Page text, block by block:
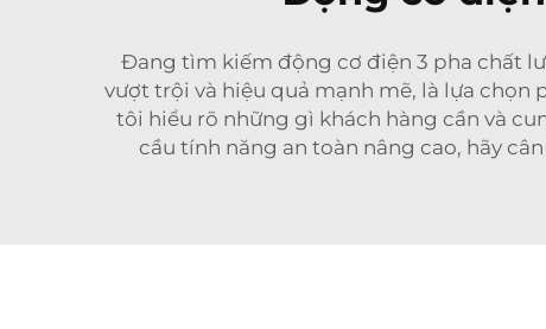
Đang tìm kiếm động cơ điện 3 pha chất
vượt trội và hiệu quả mạnh mẽ, là lựa
tôi hiểu rõ những gì khách hàng cần và
cầu tính năng an toàn nâng cao, hãy